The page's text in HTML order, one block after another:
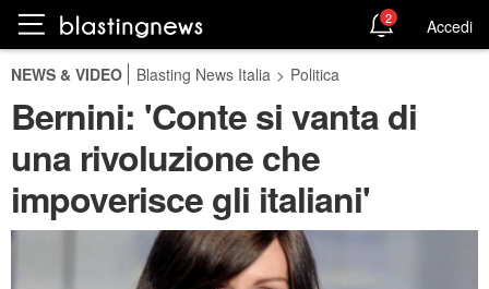
2 Accedi
NEWS & VIDEO Blasting News Italia > Politica
Bernini: 'Conte si vanta di
una rivoluzione che
impoverisce gli italiani'